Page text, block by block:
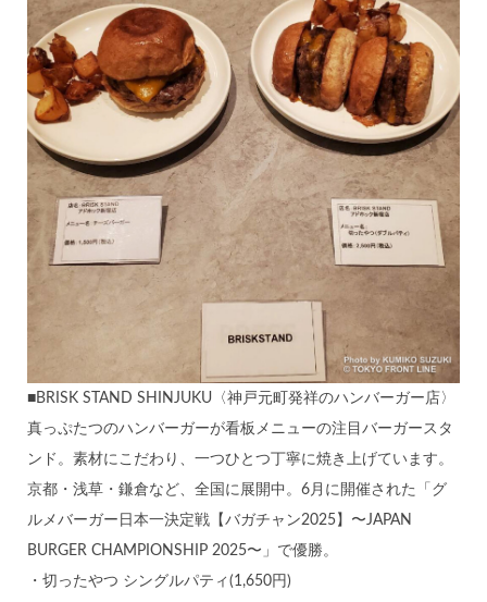
■BRISK STAND SHINJUKU〈神戸元町発祥のハンバーガー店〉
真っぷたつのハンバーガーが看板メニューの注目バーガースタ
ンド。素材にこだわり、一つひとつ丁寧に焼き上げています。
京都・浅草・鎌倉など、全国に展開中。6月に開催された「グ
ルメバーガー日本一決定戦【バガチャン2025】〜JAPAN
BURGER CHAMPIONSHIP 2025〜」で優勝。
・切ったやつ シングルパティ(1,650円)